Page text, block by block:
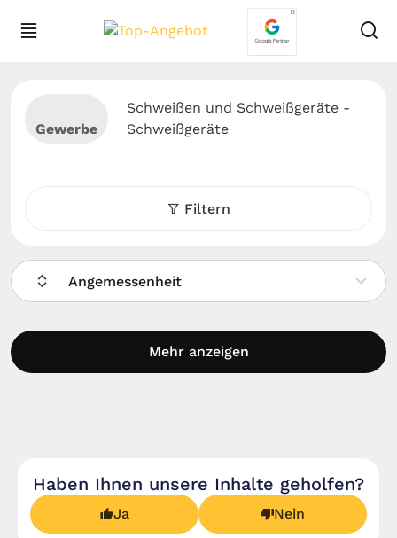
Gewerbe
Schweißen und Schweißgeräte -
Schweißgeräte
Filtern
Angemessenheit
Mehr anzeigen
Haben Ihnen unsere Inhalte geholfen?
Ja Nein